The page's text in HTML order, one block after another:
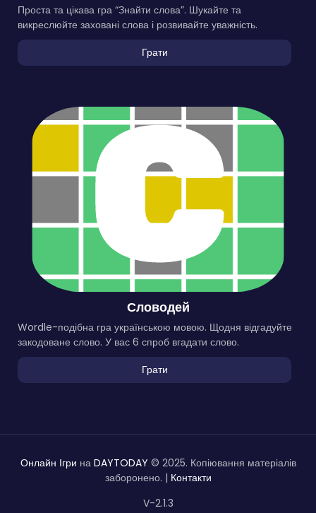
Проста та цікава гра “Знайти слова”. Шукайте та
викреслюйте заховані слова і розвивайте уважність.
Грати
Словодей
Wordle-подібна гра українською мовою. Щодня відгадуйте
закодоване слово. У вас 6 спроб вгадати слово.
Грати
Онлайн Ігри на DAYTODAY © 2025. Копіювання матеріалів
заборонено. | Контакти
V-2.1.3